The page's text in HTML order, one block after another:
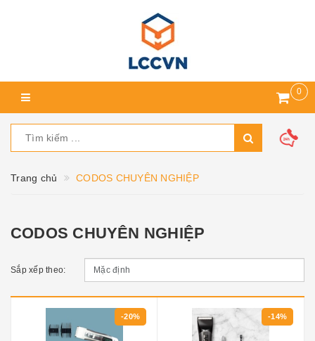
0
Trang chủ CODOS CHUYÊN NGHIỆP
CODOS CHUYÊN NGHIỆP
Sắp xếp theo:
-20% -14%